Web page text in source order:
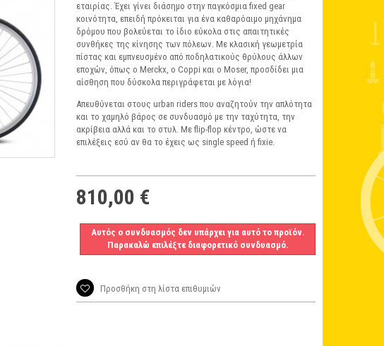
εταιρίας. Έχει γίνει διάσημο στην παγκόσμια fixed gear
κοινότητα, επειδή πρόκειται για ένα καθαρόαιμο μηχάνημα
δρόμου που βολεύεται το ίδιο εύκολα στις απαιτητικές
συνθήκες της κίνησης των πόλεων. Με κλασική γεωμετρία
πίστας και εμπνευσμένο από ποδηλατικούς θρύλους άλλων
εποχών, όπως ο Merckx, o Coppi και ο Moser, προσδίδει μια
αίσθηση που δύσκολα περιγράφεται με λόγια!
Απευθύνεται στους urban riders που αναζητούν την απλότητα
και το χαμηλό βάρος σε συνδυασμό με την ταχύτητα, την
ακρίβεια αλλά και το στυλ. Με flip-flop κέντρο, ώστε να
επιλέξεις εσύ αν θα το έχεις ως single speed ή fixie.
810,00 €
Αυτός ο συνδυασμός δεν υπάρχει για αυτό το προϊόν.
Παρακαλώ επιλέξτε διαφορετικό συνδυασμό.
Προσθήκη στη λίστα επιθυμιών